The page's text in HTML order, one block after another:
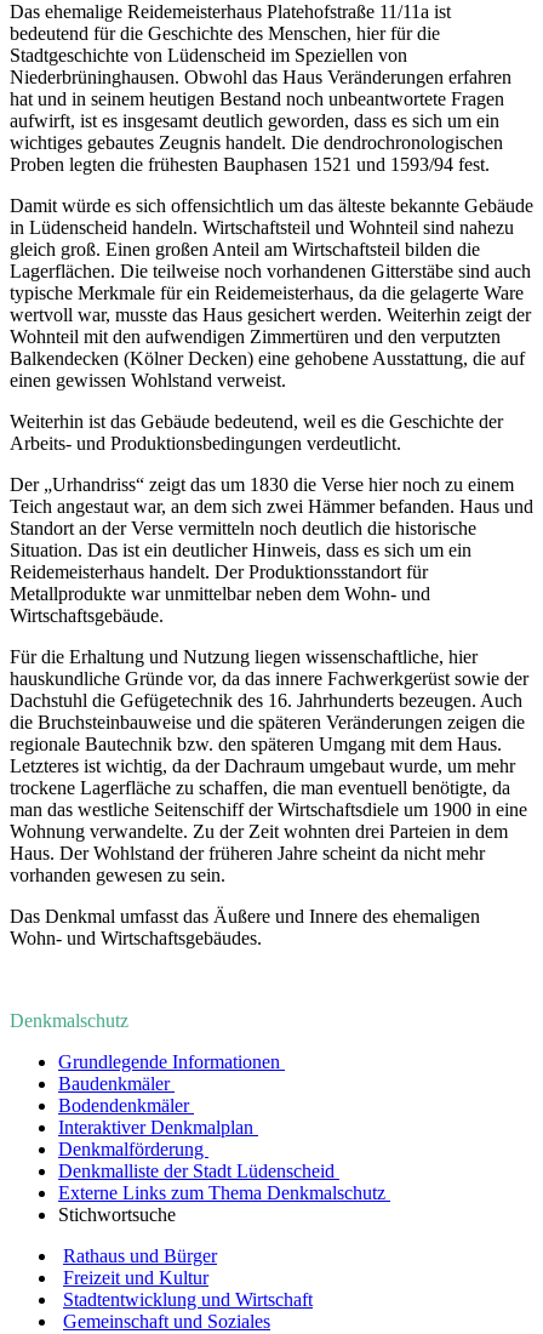
Das ehemalige Reidemeisterhaus Platehofstraße 11/11a ist
bedeutend für die Geschichte des Menschen, hier für die
Stadtgeschichte von Lüdenscheid im Speziellen von
Niederbrüninghausen. Obwohl das Haus Veränderungen erfahren
hat und in seinem heutigen Bestand noch unbeantwortete Fragen
aufwirft, ist es insgesamt deutlich geworden, dass es sich um ein
wichtiges gebautes Zeugnis handelt. Die dendrochronologischen
Proben legten die frühesten Bauphasen 1521 und 1593/94 fest.
Damit würde es sich offensichtlich um das älteste bekannte Gebäude
in Lüdenscheid handeln. Wirtschaftsteil und Wohnteil sind nahezu
gleich groß. Einen großen Anteil am Wirtschaftsteil bilden die
Lagerflächen. Die teilweise noch vorhandenen Gitterstäbe sind auch
typische Merkmale für ein Reidemeisterhaus, da die gelagerte Ware
wertvoll war, musste das Haus gesichert werden. Weiterhin zeigt der
Wohnteil mit den aufwendigen Zimmertüren und den verputzten
Balkendecken (Kölner Decken) eine gehobene Ausstattung, die auf
einen gewissen Wohlstand verweist.
Weiterhin ist das Gebäude bedeutend, weil es die Geschichte der
Arbeits- und Produktionsbedingungen verdeutlicht.
Der „Urhandriss“ zeigt das um 1830 die Verse hier noch zu einem
Teich angestaut war, an dem sich zwei Hämmer befanden. Haus und
Standort an der Verse vermitteln noch deutlich die historische
Situation. Das ist ein deutlicher Hinweis, dass es sich um ein
Reidemeisterhaus handelt. Der Produktionsstandort für
Metallprodukte war unmittelbar neben dem Wohn- und
Wirtschaftsgebäude.
Für die Erhaltung und Nutzung liegen wissenschaftliche, hier
hauskundliche Gründe vor, da das innere Fachwerkgerüst sowie der
Dachstuhl die Gefügetechnik des 16. Jahrhunderts bezeugen. Auch
die Bruchsteinbauweise und die späteren Veränderungen zeigen die
regionale Bautechnik bzw. den späteren Umgang mit dem Haus.
Letzteres ist wichtig, da der Dachraum umgebaut wurde, um mehr
trockene Lagerfläche zu schaffen, die man eventuell benötigte, da
man das westliche Seitenschiff der Wirtschaftsdiele um 1900 in eine
Wohnung verwandelte. Zu der Zeit wohnten drei Parteien in dem
Haus. Der Wohlstand der früheren Jahre scheint da nicht mehr
vorhanden gewesen zu sein.
Das Denkmal umfasst das Äußere und Innere des ehemaligen
Wohn- und Wirtschaftsgebäudes.
Denkmalschutz
Grundlegende Informationen
Baudenkmäler
Bodendenkmäler
Interaktiver Denkmalplan
Denkmalförderung
Denkmalliste der Stadt Lüdenscheid
Externe Links zum Thema Denkmalschutz
Stichwortsuche
Rathaus und Bürger
Freizeit und Kultur
Stadtentwicklung und Wirtschaft
Gemeinschaft und Soziales